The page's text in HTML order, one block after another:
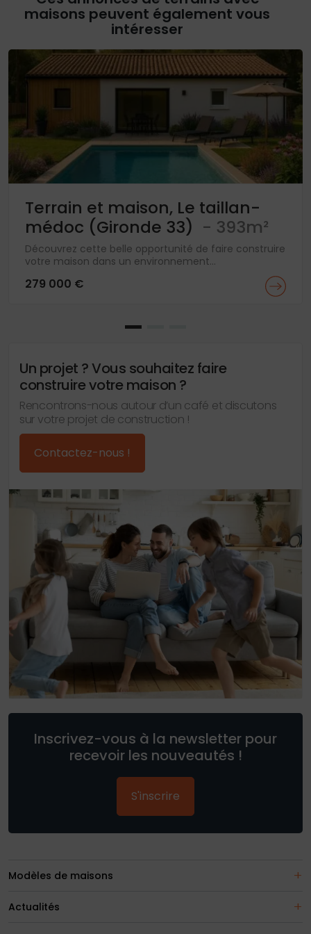
maisons peuvent également vous
intéresser
Terrain et maison, Le taillan-
médoc (Gironde 33) - 393m²
Découvrez cette belle opportunité de faire construire
votre maison dans un environnement...
279 000 €
Un projet ? Vous souhaitez faire
construire votre maison ?
Rencontrons-nous autour d’un café et discutons
sur votre projet de construction !
Contactez-nous !
Inscrivez-vous à la newsletter pour
recevoir les nouveautés !
S'inscrire
Modèles de maisons
Actualités